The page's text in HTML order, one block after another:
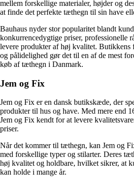
mellem forskellige materialer, højder og
at finde det perfekte tæthegn til sin have
Bauhaus nyder stor popularitet blandt
konkurrencedygtige priser, professionelle
levere produkter af høj kvalitet. Butikkens
og pålidelighed gør det til en af de mest
køb af tæthegn i Danmark.
Jem og Fix
Jem og Fix er en dansk butikskæde, der
produkter til hus og have. Med mere end
Jem og Fix kendt for at levere
priser.
Når det kommer til tæthegn, kan Jem og
med forskellige typer og stilarter. Deres
høj kvalitet og holdbare, hvilket sikrer, at
kan holde i mange år.